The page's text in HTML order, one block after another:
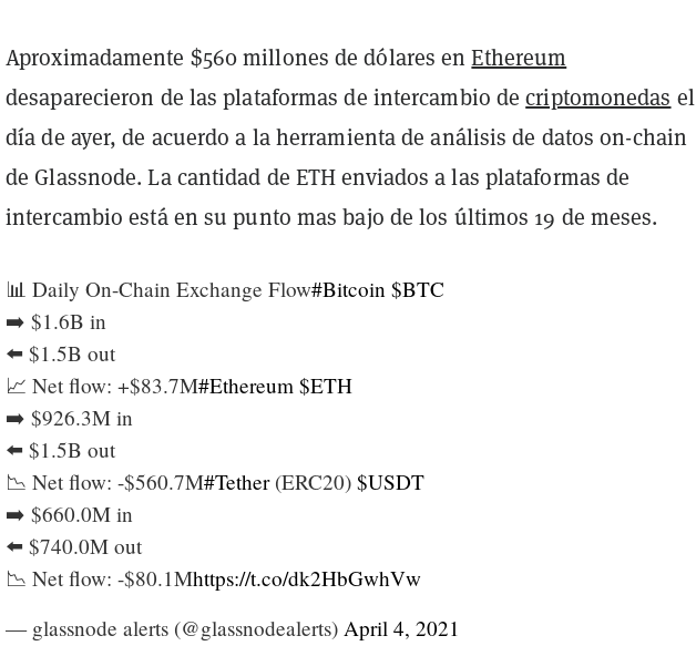
Aproximadamente $560 millones de dólares enEthereum
desaparecieron de las plataformas de intercambio decriptomonedas el
día de ayer, de acuerdo a la herramienta de análisis de datos on-chain
de Glassnode. La cantidad de ETH enviados a las plataformas de
intercambio está en su punto mas bajo de los últimos 19 de meses.
📊 Daily On-Chain Exchange Flow#Bitcoin $BTC
➡️ $1.6B in
⬅️ $1.5B out
📈 Net flow: +$83.7M#Ethereum $ETH
➡️ $926.3M in
⬅️ $1.5B out
📉 Net flow: -$560.7M#Tether(ERC20) $USDT
➡️ $660.0M in
⬅️ $740.0M out
📉 Net flow: -$80.1Mhttps://t.co/dk2HbGwhVw
— glassnode alerts (@glassnodealerts) April 4, 2021